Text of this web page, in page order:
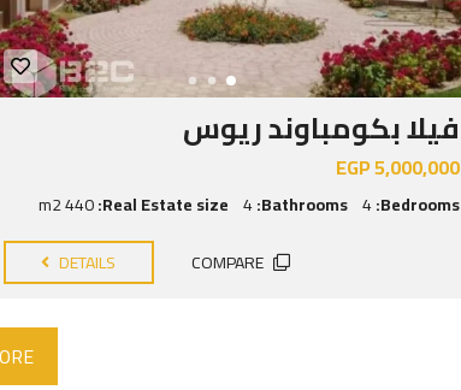
فيلا بكومباوند ريوس
EGP 5,000,000
Bedrooms:
4
Bathrooms:
4
Real Estate size:
440 m2
DETAILS